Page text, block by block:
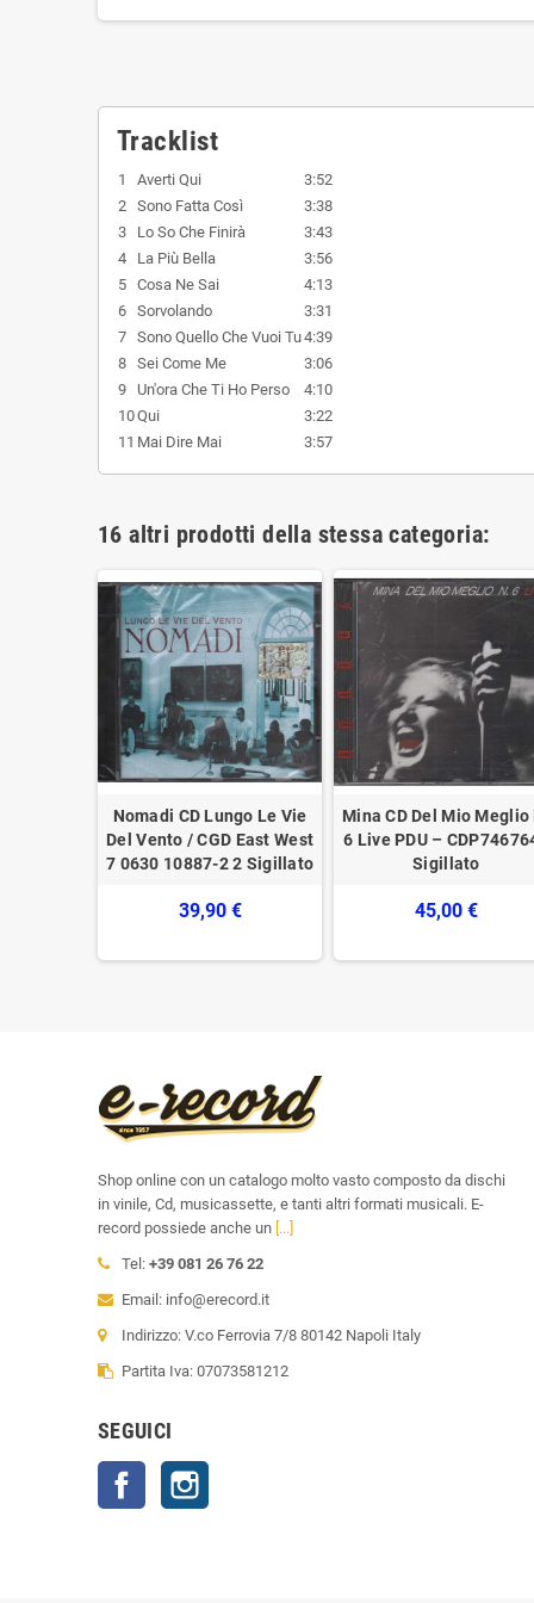
Tracklist
1 Averti Qui
3:52
2 Sono Fatta Così
3:38
3
Lo So Che Finirà
3:43
4
La Più Bella
3:56
5 Cosa Ne Sai
4:13
6 Sorvolando
3:31
7 Sono Quello Che Vuoi Tu4:39
8 Sei Come Me
3:06
9
Un'ora Che Ti Ho Perso
4:10
10Qui
3:22
11 Mai Dire Mai 3:57
16 altri prodotti della stessa categoria:
Nomadi CD Lungo Le Vie
Del Vento / CGD East West
7 0630 10887-2 2 Sigillato
39,90 €
Mina CD Del Mio Meglio
6 Live PDU –
Sigillato
45,00 €
Shop online con un catalogo molto vasto composto da dischi
in vinile, Cd, musicassette, e tanti altri formati musicali. E-
record possiede anche un [...]
Tel: +39 081 26 76 22
Email: info@erecord.it
Indirizzo: V.co Ferrovia 7/8 80142 Napoli Italy
Partita Iva: 07073581212
SEGUICI
Facebook